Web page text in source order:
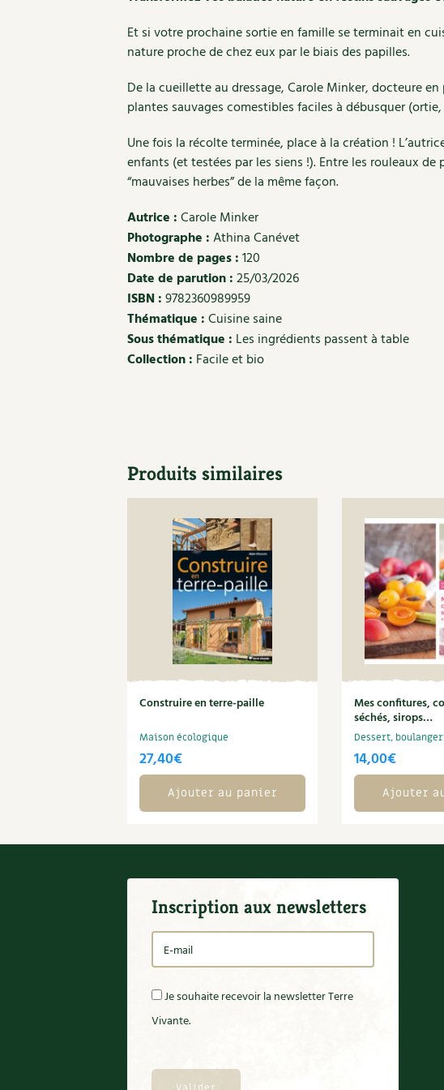
Et si votre prochaine sortie en famille se terminait en
nature proche de chez eux par le biais des papilles.
De la cueillette au dressage, Carole Minker, docteure
plantes sauvages comestibles faciles à débusquer
Une fois la récolte terminée, place à la création !
enfants (et testées par les siens !). Entre les rouleaux
“mauvaises herbes” de la même façon.
Autrice :Carole Minker
Photographe :Athina Canévet
Nombre de pages :120
Date de parution :25/03/2026
ISBN :9782360989959
Thématique :Cuisine saine
Sous thématique : Les ingrédients passent à table
Collection : Facile et bio
Produits similaires
Construire en terre-paille
Maison écologique
27,40€
Ajouter au panier
Mes confitures,
séchés, sirops…
Dessert,
14,00€
Ajouter
Inscription aux newsletters
Je souhaite recevoir la newsletter Terre
Vivante.